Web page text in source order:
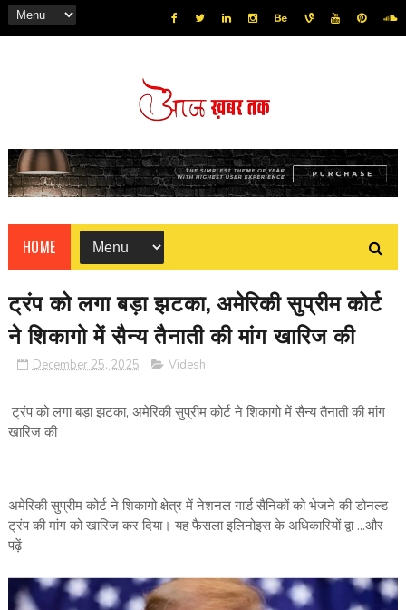
HOME
ट्रंप को लगा बड़ा झटका, अमेरिकी सुप्रीम कोर्ट
ने शिकागो में सैन्य तैनाती की मांग खारिज की
December 25, 2025 Videsh
ट्रंप को लगा बड़ा झटका, अमेरिकी सुप्रीम कोर्ट ने शिकागो में सैन्य तैनाती की मांग
खारिज की
अमेरिकी सुप्रीम कोर्ट ने शिकागो क्षेत्र में नेशनल गार्ड सैनिकों को भेजने की डोनल्ड
ट्रंप की मांग को खारिज कर दिया। यह फैसला इलिनोइस के अधिकारियों द्वा ...और
पढ़ें